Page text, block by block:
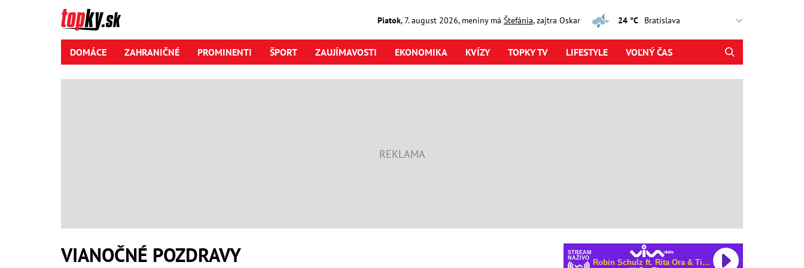
Piatok,7. august2026, meniny má Štefánia, zajtra Oskar 24 °C
DOMÁCE ZAHRANIČNÉ PROMINENTI ŠPORT ZAUJÍMAVOSTI EKONOMIKA KVÍZY TOPKY TV LIFESTYLE VOĽNÝ ČAS
VIANOČNÉ POZDRAVY
STREAM
NAŽIVO
Robin Schulz ft. Rita Ora & Tiago PZK